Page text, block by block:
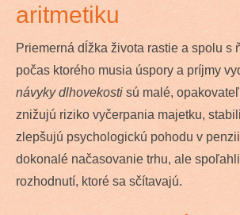
aritmetiku
Priemerná dĺžka života rastie a spolu s
počas ktorého musia úspory a príjmy
návyky dlhovekosti sú malé,
znižujú riziko vyčerpania majetku,
zlepšujú psychologickú pohodu v
dokonalé načasovanie trhu, ale
rozhodnutí, ktoré sa sčítavajú.